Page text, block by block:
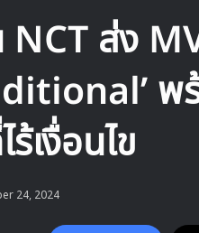
ส่ง
พ
เงื่อนไข
24, 2024